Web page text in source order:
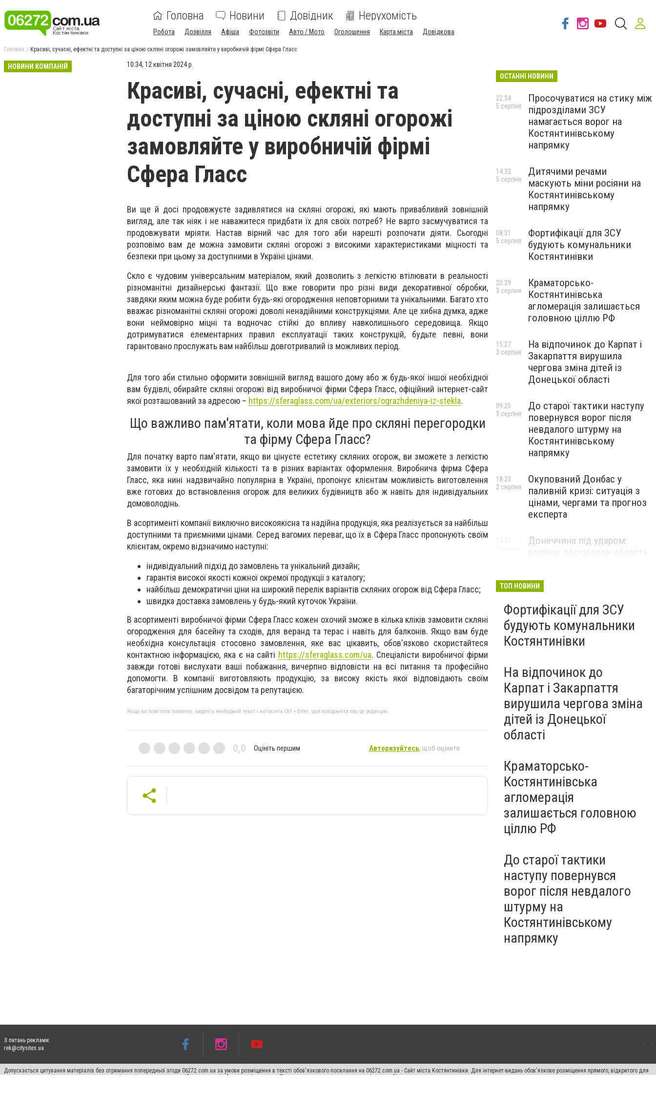
Головна Новини Довідник Нерухомість
Робота Дозвілля Афіша Фотозвіти Авто / Мото Оголошення Карта міста Довідкова
Головна Красиві, сучасні, ефектні та доступні за ціною скляні огорожі замовляйте у виробничій фірмі Сфера Гласс
НОВИНИ КОМПАНІЙ 10:34, 12 квітня 2024 р.
Красиві, сучасні, ефектні та
доступні за ціною скляні огорожі
замовляйте у виробничій фірмі
Сфера Гласс
Ви ще й досі продовжуєте задивлятися на скляні огорожі, які мають привабливий зовнішній
вигляд, але так ніяк і не наважитеся придбати їх для своїх потреб? Не варто засмучуватися та
продовжувати мріяти. Настав вірний час для того аби нарешті розпочати діяти. Сьогодні
розповімо вам де можна замовити скляні огорожі з високими характеристиками міцності та
безпеки при цьому за доступними в Україні цінами.
Скло є чудовим універсальним матеріалом, який дозволить з легкістю втілювати в реальності
різноманітні дизайнерські фантазії. Що вже говорити про різні види декоративної обробки,
завдяки яким можна буде робити будь-які огородження неповторними та унікальними. Багато хто
вважає різноманітні скляні огорожі доволі ненадійними конструкціями. Але це хибна думка, адже
вони неймовірно міцні та водночас стійкі до впливу навколишнього середовища. Якщо
дотримуватися елементарних правил експлуатації таких конструкцій, будьте певні, вони
гарантовано прослужать вам найбільш довготривалий із можливих період.
Для того аби стильно оформити зовнішній вигляд вашого дому або ж будь-якої іншої необхідної
вам будівлі, обирайте скляні огорожі від виробничої фірми Сфера Гласс, офіційний інтернет-сайт
якої розташований за адресою – https://sferaglass.com/ua/exteriors/ograzhdeniya-iz-stekla.
Що важливо пам'ятати, коли мова йде про скляні перегородки
та фірму Сфера Гласс?
Для початку варто пам'ятати, якщо ви цінуєте естетику скляних огорож, ви зможете з легкістю
замовити їх у необхідній кількості та в різних варіантах оформлення. Виробнича фірма Сфера
Гласс, яка нині надзвичайно популярна в Україні, пропонує клієнтам можливість виготовлення
вже готових до встановлення огорож для великих будівництв або ж навіть для індивідуальних
домоволодінь.
В асортименті компанії виключно високоякісна та надійна продукція, яка реалізується за найбільш
доступними та приємними цінами. Серед вагомих переваг, що їх в Сфера Гласс пропонують своїм
клієнтам, окремо відзначимо наступні:
індивідуальний підхід до замовлень та унікальний дизайн;
гарантія високої якості кожної окремої продукції з каталогу;
найбільш демократичні ціни на широкий перелік варіантів скляних огорож від Сфера Гласс;
швидка доставка замовлень у будь-який куточок України.
В асортименті виробничої фірми Сфера Гласс кожен охочий зможе в кілька кліків замовити скляні
огородження для басейну та сходів, для веранд та терас і навіть для балконів. Якщо вам буде
необхідна консультація стосовно замовлення, яке вас цікавить, обов'язково скористайтеся
контактною інформацією, яка є на сайті https://sferaglass.com/ua. Спеціалісти виробничої фірми
завжди готові вислухати ваші побажання, вичерпно відповісти на всі питання та професійно
допомогти. В компанії виготовляють продукцію, за високу якість якої відповідають своїм
багаторічним успішним досвідом та репутацією.
Якщо ви помітили помилку, виділіть необхідний текст і натисніть Ctrl + Enter, щоб повідомити про це редакцію
0,0 Оцініть першим Авторизуйтесь, щоб оцінити
ОСТАННІ НОВИНИ
Просочуватися на стику між
підрозділами ЗСУ
намагається ворог на
Костянтинівському
напрямку
22:34
5 серпня
Дитячими речами
маскують міни росіяни на
Костянтинівському
напрямку
14:32
5 серпня
Фортифікації для ЗСУ
будують комунальники
Костянтинівки
08:31
5 серпня
Краматорсько-
Костянтинівська
агломерація залишається
головною ціллю РФ
20:29
3 серпня
На відпочинок до Карпат і
Закарпаття вирушила
чергова зміна дітей із
Донецької області
15:27
3 серпня
До старої тактики наступу
повернувся ворог після
невдалого штурму на
Костянтинівському
напрямку
09:25
3 серпня
Окупований Донбас у
паливній кризі: ситуація з
цінами, чергами та прогноз
експерта
18:23
2 серпня
Донеччина під ударом:
росіяни обстріляли область
ТОП НОВИНИ
Фортифікації для ЗСУ
будують комунальники
Костянтинівки
На відпочинок до
Карпат і Закарпаття
вирушила чергова зміна
дітей із Донецької
області
Краматорсько-
Костянтинівська
агломерація
залишається головною
ціллю РФ
До старої тактики
наступу повернувся
ворог після невдалого
штурму на
Костянтинівському
напрямку
З питань реклами:
rek@citysites.ua
Допускається цитування матеріалів без отримання попередньої згоди 06272.com.ua за умови розміщення в тексті обов'язкового посилання на 06272.com.ua - Сайт міста Костянтинівки. Для інтернет-видань обов'язкове розміщення прямого, відкритого для
пошукових систем гіперпосилання на цитовані статті не нижче другого абзацу в тексті або в якості джерела. Порушення виняткових прав переслідується Законом.